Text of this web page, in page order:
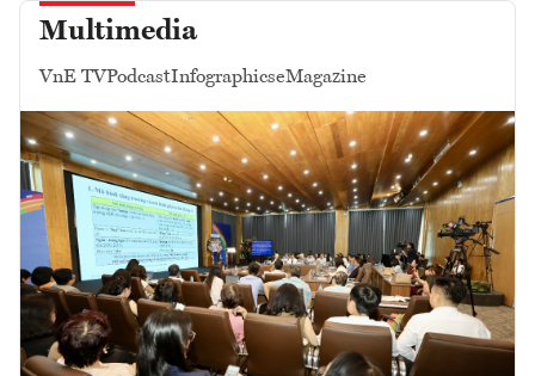
Multimedia
VnE TVPodcastInfographicseMagazine